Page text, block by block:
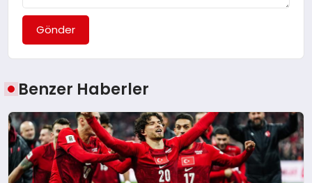
Gönder
Benzer Haberler